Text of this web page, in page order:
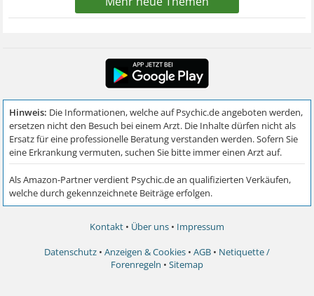
Kontakt • Über uns • Impressum
Datenschutz • Anzeigen & Cookies • AGB • Netiquette /
Forenregeln • Sitemap